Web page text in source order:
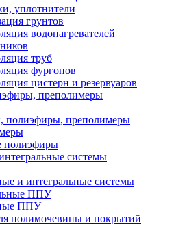
уплотнители
грунтов
водонагревателей
труб
фургонов
цистерн и резервуаров
преполимеры
полиэфиры, преполимеры
полиэфиры
системы
и интегральные системы
ППУ
ППУ
полимочевины и покрытий